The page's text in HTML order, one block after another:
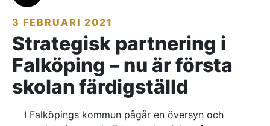
Event & Aktiviteter
Profil & Kommunikation
3 FEBRUARI 2021
Strategisk partnering i
Falköping – nu är första
skolan färdigställd
I Falköpings kommun pågår en översyn och